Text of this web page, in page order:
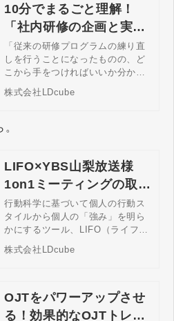
の低下を防ぐ対策の一つは、職場
のコミュニケーションを活性化さ
せることです。本書では、エンゲ
ージメントが低下する職場コミュ
ニケーションの特徴と、コミュニ
ケーションを活性化させる方法を
10分でまるごと理解！
「社内研修の企画と実
施」資料ダウンロード
「従来の研修プログラムの練り直
しを行うことになったものの、ど
こから手をつければいいか分から
果性を高める方法を知りたい」 こ
を実施するためのポイントをRPD
CAサイクルに沿ってご案内しま
す。
株式会社LDcube
LIFO×YBS山梨放送様
1on1ミーティングの取り
組み
行動科学に基づいて個人の行動ス
タイルから個人の「強み」を明ら
かにするツール、LIFO（ライフ
ールすることで対人関係上の問題
し、1on1ミーティングを実施され
たYBS山梨放送様の取り組みをご
株式会社LDcube
OJTをパワーアップさせ
る！効果的なOJTトレー